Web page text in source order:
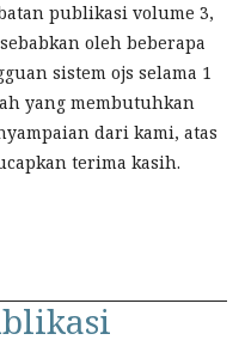
publikasi volume 3,
oleh beberapa
sistem ojs selama 1
yang membutuhkan
dari kami, atas
terima kasih.